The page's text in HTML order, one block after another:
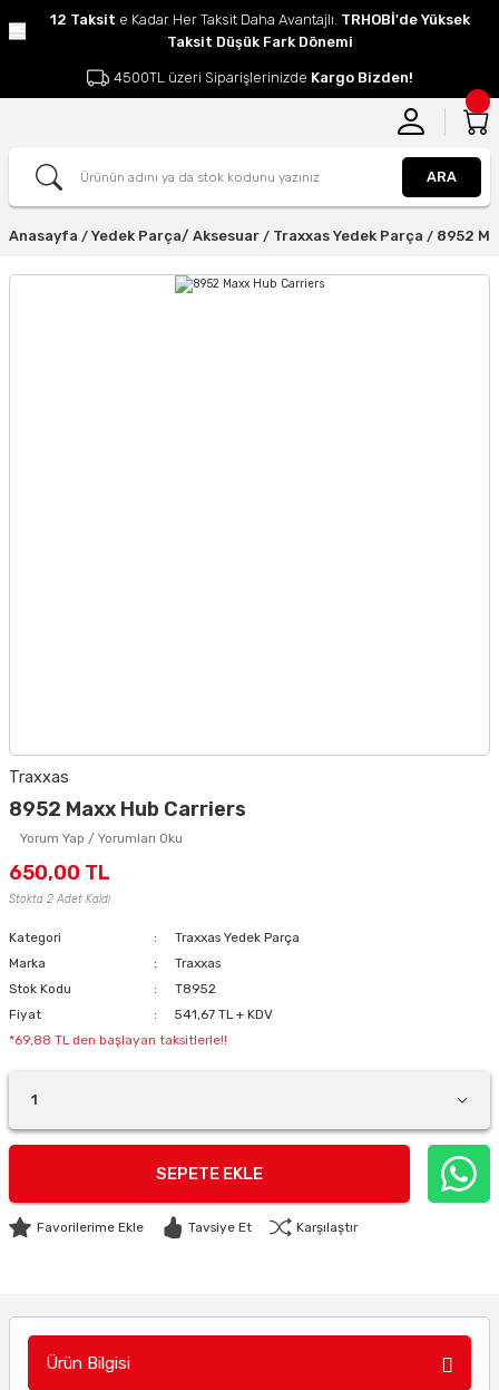
12 Taksit e Kadar Her Taksit Daha Avantajlı. TRHOBİ'de Yüksek
Taksit Düşük Fark Dönemi
4500TL üzeri Siparişlerinizde Kargo Bizden!
ARA
Anasayfa Yedek Parça/ Aksesuar Traxxas Yedek Parça 8952
Traxxas
8952 Maxx Hub Carriers
Yorum Yap / Yorumları Oku
650,00 TL
Stokta 2 Adet Kaldı
Kategori
Traxxas Yedek Parça
Marka
Traxxas
Stok Kodu
T8952
Fiyat
541,67 TL + KDV
*69,88 TL den başlayan taksitlerle!!
SEPETE EKLE
Tavsiye Et Karşılaştır
Ürün Bilgisi